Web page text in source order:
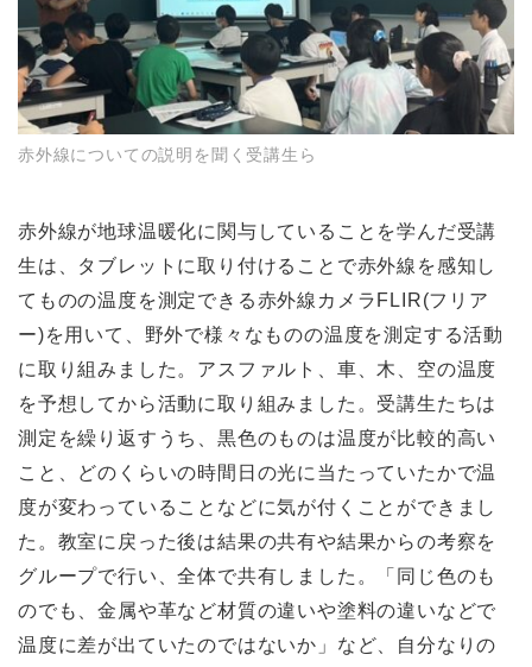
赤外線についての説明を聞く受講生ら
赤外線が地球温暖化に関与していることを学んだ受講
生は、タブレットに取り付けることで赤外線を感知し
てものの温度を測定できる赤外線カメラFLIR(フリア
ー)を用いて、野外で様々なものの温度を測定する活動
に取り組みました。アスファルト、車、木、空の温度
を予想してから活動に取り組みました。受講生たちは
測定を繰り返すうち、黒色のものは温度が比較的高い
こと、どのくらいの時間日の光に当たっていたかで温
度が変わっていることなどに気が付くことができまし
た。教室に戻った後は結果の共有や結果からの考察を
グループで行い、全体で共有しました。「同じ色のも
のでも、金属や革など材質の違いや塗料の違いなどで
温度に差が出ていたのではないか」など、自分なりの